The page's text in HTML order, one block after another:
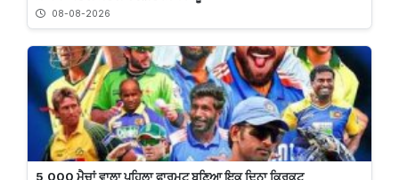
08-08-2026
5,000 ਮੈਚਾਂ ਵਾਲਾ ਪਹਿਲਾ ਫਾਰਮਟ ਬਣਿਆ ਇਕ ਦਿਨਾ ਕ੍ਰਿਕਟ